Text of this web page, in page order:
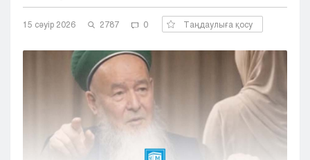
Кызылорда
Павлодар
Талдыкорган
Усть-Каменогорск
15 сәуір 2026 2787 0 Таңдаулыға қосу